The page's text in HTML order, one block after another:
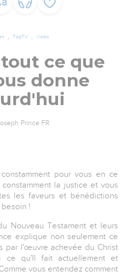
TopTV Vidéo
ce que
donne
Prince FR
pour vous en ce
la justice et vous
les faveurs et bénédictions
!
Nouveau Testament et leurs
explique non seulement ce
par l'œuvre achevée du Christ
ce qu'Il fait actuellement et
vous entendez comment